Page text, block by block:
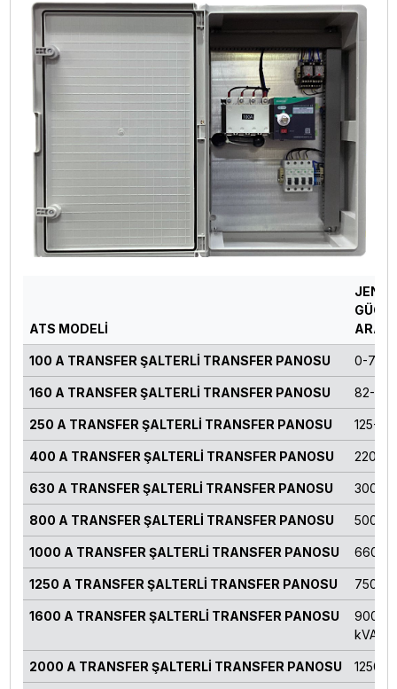
ATS MODELİ
GÜÇ
100 A TRANSFER ŞALTERLİ TRANSFER PANOSU 0-70
160 A TRANSFER ŞALTERLİ TRANSFER PANOSU 82-124
250 A TRANSFER ŞALTERLİ TRANSFER PANOSU 125-
400 A TRANSFER ŞALTERLİ TRANSFER PANOSU 220-
630 A TRANSFER ŞALTERLİ TRANSFER PANOSU 300-
800 A TRANSFER ŞALTERLİ TRANSFER PANOSU 500-
1000 A TRANSFER ŞALTERLİ TRANSFER PANOSU 660-
1250 A TRANSFER ŞALTERLİ TRANSFER PANOSU 750-
1600 A TRANSFER ŞALTERLİ TRANSFER PANOSU
900-
kVA
2000 A TRANSFER ŞALTERLİ TRANSFER PANOSU 1250